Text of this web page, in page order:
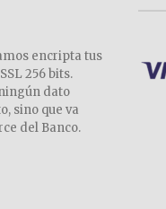
encripta tus
256 bits.
dato
sino que va
del Banco.